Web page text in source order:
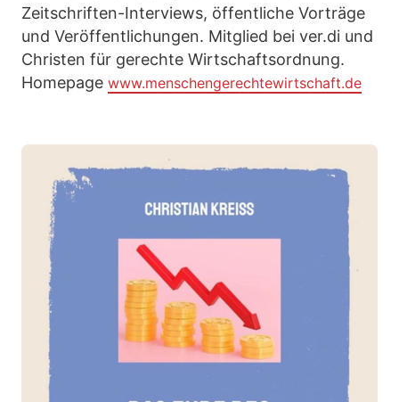
Zeitschriften-Interviews, öffentliche Vorträge
und Veröffentlichungen. Mitglied bei ver.di und
Christen für gerechte Wirtschaftsordnung.
Homepage www.menschengerechtewirtschaft.de